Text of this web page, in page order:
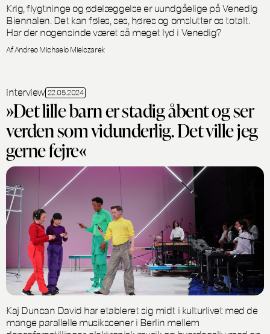
Krig, flygtninge og ødelæggelse er uundgåelige på Venedig
Biennalen. Det kan føles, ses, høres og omslutter os totalt.
Har der nogensinde været så meget lyd i Venedig?
Af Andreo Michaelo Mielczarek
interview 22.05.2024
»Det lille barn er stadig åbent og ser
verden som vidunderlig. Det ville jeg
gerne fejre«
Kaj Duncan David har etableret sig midt i kulturlivet med de
mange parallelle musikscener i Berlin mellem